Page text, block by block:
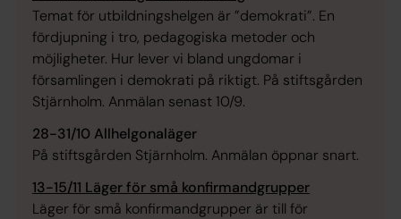
Temat för utbildningshelgen är ”demokrati”. En
fördjupning i tro, pedagogiska metoder och
möjligheter. Hur lever vi bland ungdomar i
församlingen i demokrati på riktigt. På stiftsgården
Stjärnholm. Anmälan senast 10/9.
28-31/10 Allhelgonaläger
På stiftsgården Stjärnholm. Anmälan öppnar snart.
13-15/11 Läger för små konfirmandgrupper
Läger för små konfirmandgrupper är till för